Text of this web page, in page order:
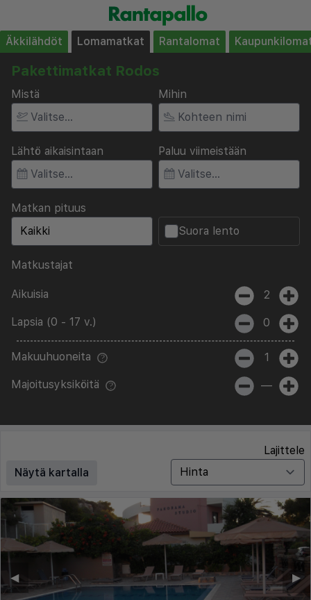
Äkkilähdöt Lomamatkat Rantalomat
Pakettimatkat Rodos
Mistä Mihin
Lähtö aikaisintaan Paluu viimeistään
Matkan pituus
Suora lento
Matkustajat
Aikuisia 2
Lapsia (0 - 17 v.) 0
Makuuhuoneita 1
Majoitusyksiköitä —
Näytä kartalla
Lajittele
▶︎
◀︎